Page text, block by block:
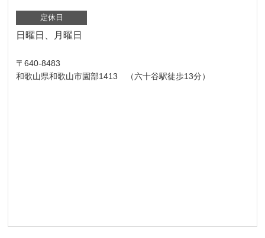
定休日
日曜日、月曜日
〒640-8483
和歌山県和歌山市園部1413 （六十谷駅徒歩13分）